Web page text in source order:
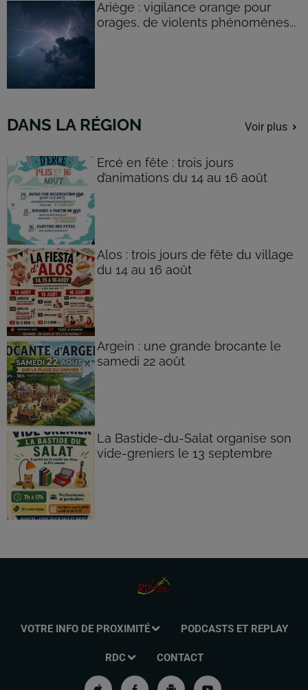
Ariège : vigilance orange pour
orages, de violents phénomènes...
DANS LA RÉGION Voir plus
Ercé en fête : trois jours
d’animations du 14 au 16 août
Alos : trois jours de fête du village
du 14 au 16 août
Argein : une grande brocante le
samedi 22 août
La Bastide-du-Salat organise son
vide-greniers le 13 septembre
VOTRE INFO DE PROXIMITÉ PODCASTS ET REPLAY
RDC CONTACT